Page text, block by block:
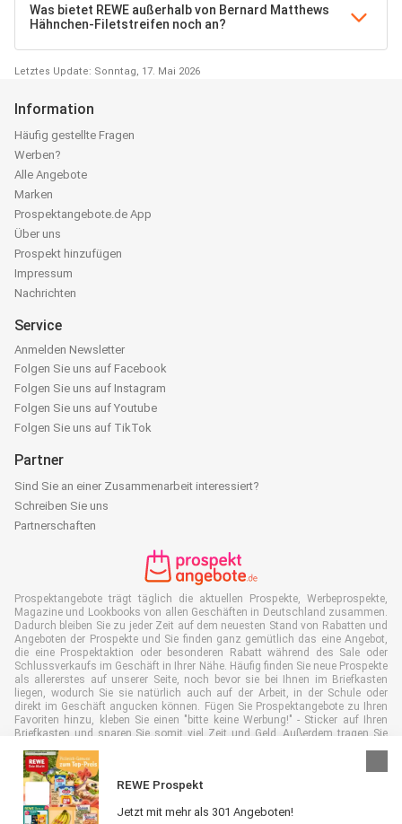
Was bietet REWE außerhalb von Bernard Matthews
Hähnchen-Filetstreifen noch an?
Letztes Update: Sonntag, 17. Mai 2026
REWE Prospekt
Jetzt mit mehr als 301 Angeboten!
Information
Häufig gestellte Fragen
Werben?
Alle Angebote
Marken
Prospektangebote.de App
Über uns
Prospekt hinzufügen
Impressum
Nachrichten
Service
Anmelden Newsletter
Folgen Sie uns auf Facebook
Folgen Sie uns auf Instagram
Folgen Sie uns auf Youtube
Folgen Sie uns auf TikTok
Partner
Sind Sie an einer Zusammenarbeit interessiert?
Schreiben Sie uns
Partnerschaften
Prospektangebote trägt täglich die aktuellen Prospekte, Werbeprospekte,
Magazine und Lookbooks von allen Geschäften in Deutschland zusammen.
Dadurch bleiben Sie zu jeder Zeit auf dem neuesten Stand von Rabatten und
Angeboten der Prospekte und Sie finden ganz gemütlich das eine Angebot,
die eine Prospektaktion oder besonderen Rabatt während des Sale oder
Schlussverkaufs im Geschäft in Ihrer Nähe. Häufig finden Sie neue Prospekte
als allererstes auf unserer Seite, noch bevor sie bei Ihnen im Briefkasten
liegen, wodurch Sie sie natürlich auch auf der Arbeit, in der Schule oder
direkt im Geschäft angucken können. Fügen Sie Prospektangebote zu Ihren
Favoriten hinzu, kleben Sie einen "bitte keine Werbung!" - Sticker auf Ihren
Briefkasten und sparen Sie somit viel Zeit und Geld. Außerdem tragen Sie
ist.